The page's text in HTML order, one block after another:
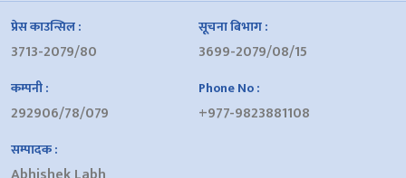
प्रेस काउन्सिल :
3713-2079/80
सूचना बिभाग :
3699-2079/08/15
कम्पनी :
292906/78/079
Phone No :
+977-9823881108
सम्पादक :